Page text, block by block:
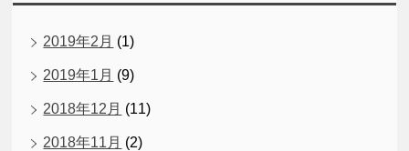
2019年2月 (1)
2019年1月 (9)
2018年12月 (11)
2018年11月 (2)